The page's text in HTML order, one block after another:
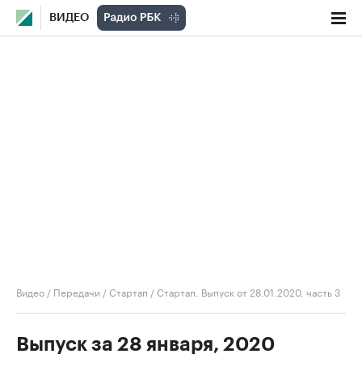
ВИДЕО
Видео / Передачи /Стартап /Стартап. Выпуск от 28.01.2020, часть 3
Выпуск за 28 января, 2020